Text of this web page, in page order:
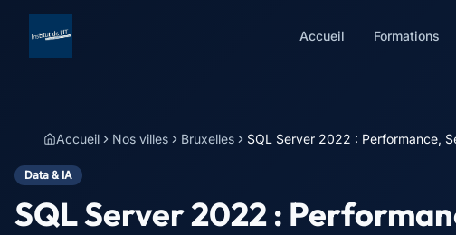
Accueil Formations
Accueil Nos villes Bruxelles SQL Server 2022 : Performance,
Data & IA
SQL Server 2022 :